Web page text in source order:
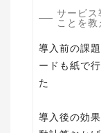
サービス
ことを
導入前の課
ードも紙で
た
導入後の効